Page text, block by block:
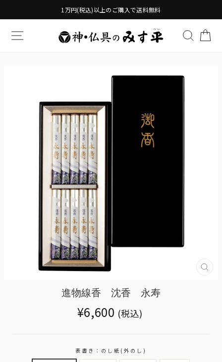
1万円(税込)以上のご購入で送料無料
TRANSLATION MISSING: 検索す
進物線香 沈香 永寿
Translation
missing:
¥6,600 (税込)
表書き：のし紙(外のし)